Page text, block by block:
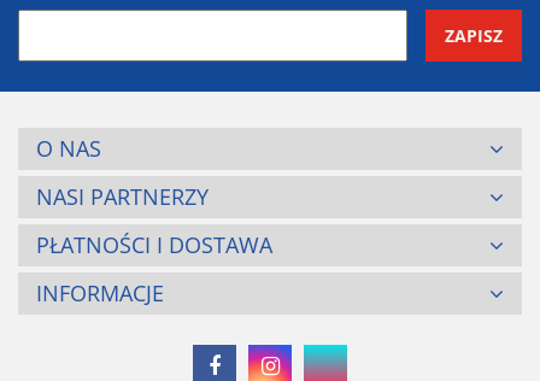
O NAS
NASI PARTNERZY
PŁATNOŚCI I DOSTAWA
INFORMACJE